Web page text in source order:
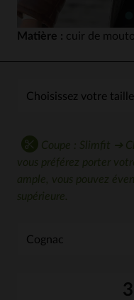
Matière : cuir de
Coupe : Slimfit ➔
vous préférez porter
ample, vous pouvez
supérieure.